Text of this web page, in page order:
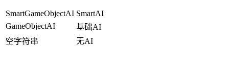
SmartGameObjectAI SmartAI
GameObjectAI
基础AI
空字符串
无AI